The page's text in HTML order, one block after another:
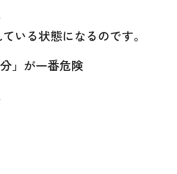
いる状態になるのです。
」が一番危険